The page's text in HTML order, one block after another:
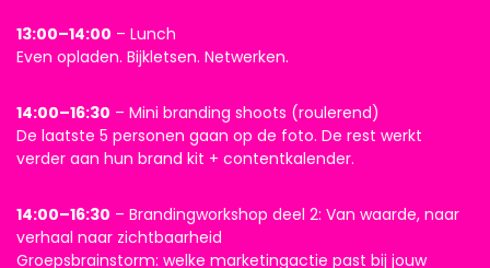
13:00–14:00 – Lunch
Even opladen. Bijkletsen. Netwerken.
14:00–16:30 – Mini branding shoots (roulerend)
De laatste 5 personen gaan op de foto. De rest werkt
verder aan hun brand kit + contentkalender.
14:00–16:30 – Brandingworkshop deel 2: Van waarde, naar
verhaal naar zichtbaarheid
Groepsbrainstorm: welke marketingactie past bij jouw